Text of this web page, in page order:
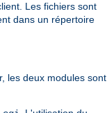
Les fichiers sont
dans un répertoire
les deux modules sont